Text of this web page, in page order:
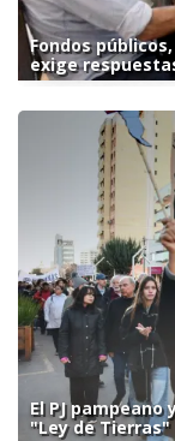
Fondos
exige
El PJ
"Ley de Tierras"